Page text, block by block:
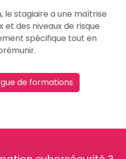
le stagiaire a une maîtrise
des niveaux de risque
spécifique tout en
de formations